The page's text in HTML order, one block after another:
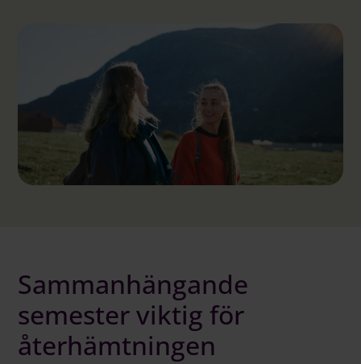
Logga in på Communityn
Sammanhängande
semester viktig för
återhämtningen